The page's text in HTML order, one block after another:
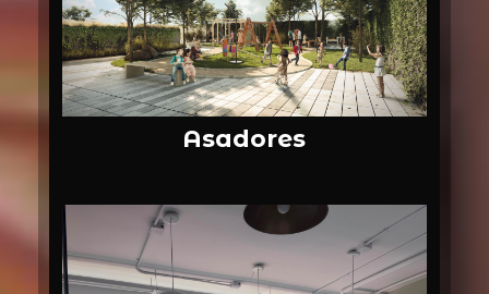
Asadores